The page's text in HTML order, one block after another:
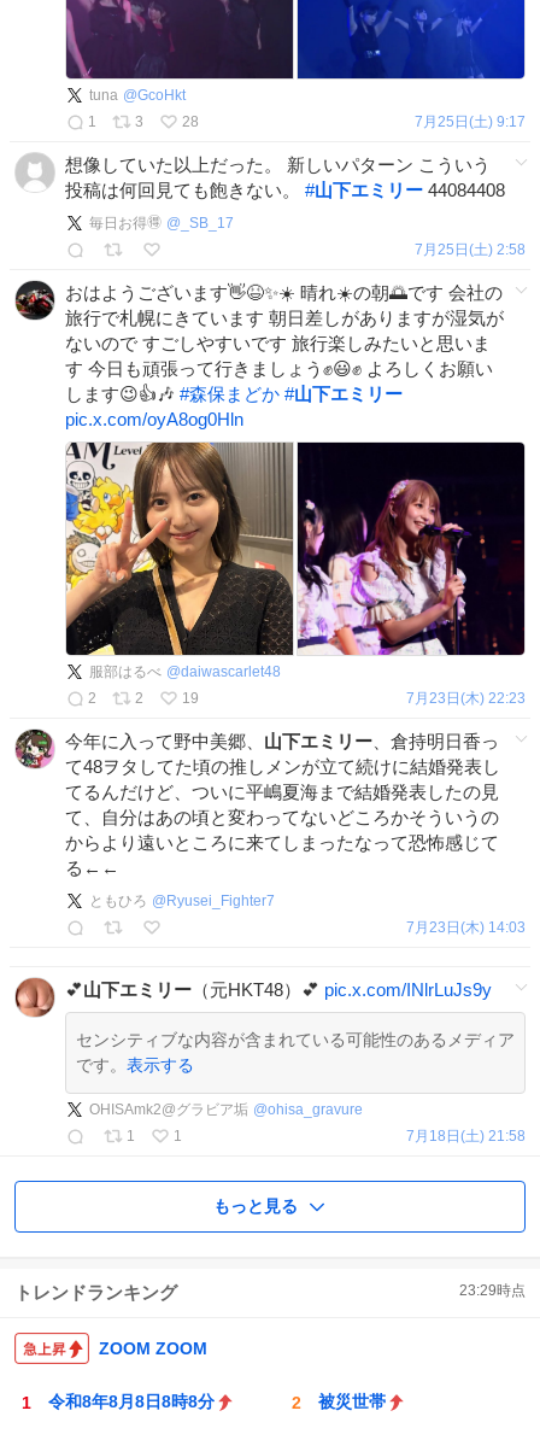
tuna @GcoHkt
1
3 28 7月25日(土) 9:17
想像していた以上だった。 新しいパターン こういう
投稿は何回見ても飽きない。 #山下エミリー 44084408
毎日お得🉐 @ _SB_17
7月25日(土) 2:58
おはようございます👋😆✨☀️ 晴れ☀️の朝🌅です 会社の
旅行で札幌にきています 朝日差しがありますが湿気が
ないので すごしやすいです 旅行楽しみたいと思いま
す 今日も頑張って行きましょう✊😃✊ よろしくお願い
します😉👍️🎶 #森保まどか #山下エミリー
pic.x.com/oyA8og0Hln
服部はるべ @daiwascarlet48
2
2 19 7月23日(木) 22:23
今年に入って野中美郷、 山下エミリー 、倉持明日香っ
て48ヲタしてた頃の推しメンが立て続けに結婚発表し
てるんだけど、ついに平嶋夏海まで結婚発表したの見
て、自分はあの頃と変わってないどころかそういうの
からより遠いところに来てしまったなって恐怖感じて
る←←
ともひろ @ Ryusei_Fighter7
7月23日(木) 14:03
💕山下エミリー （元HKT48）💕 pic.x.com/INlrLuJs9y
センシティブな内容が含まれている可能性のあるメディア
です。 表示する
OHISAmk2@グラビア垢 @ohisa_gravure
1
1 7月18日(土) 21:58
もっと見る
トレンドランキング 23:29時点
ZOOM ZOOM
令和8年8月8日8時8分 被災世帯